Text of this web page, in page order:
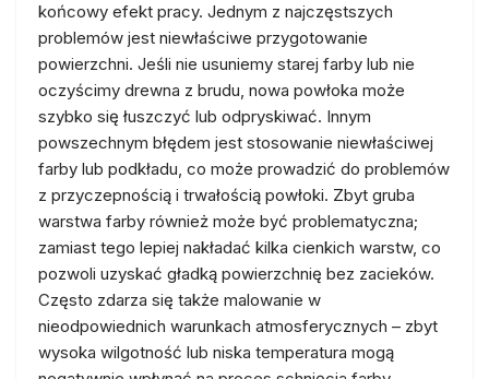
końcowy efekt pracy. Jednym z najczęstszych
problemów jest niewłaściwe przygotowanie
powierzchni. Jeśli nie usuniemy starej farby lub nie
oczyścimy drewna z brudu, nowa powłoka może
szybko się łuszczyć lub odpryskiwać. Innym
powszechnym błędem jest stosowanie niewłaściwej
farby lub podkładu, co może prowadzić do problemów
z przyczepnością i trwałością powłoki. Zbyt gruba
warstwa farby również może być problematyczna;
zamiast tego lepiej nakładać kilka cienkich warstw, co
pozwoli uzyskać gładką powierzchnię bez zacieków.
Często zdarza się także malowanie w
nieodpowiednich warunkach atmosferycznych – zbyt
wysoka wilgotność lub niska temperatura mogą